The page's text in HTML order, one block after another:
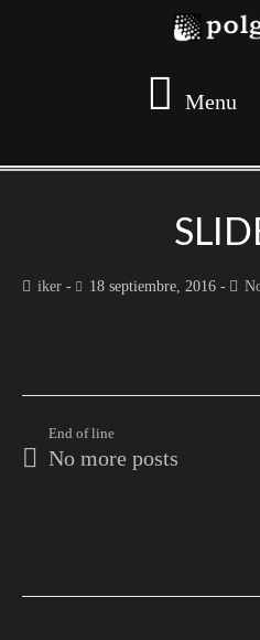
Menu
iker 18 septiembre, 2016
End of line
No more posts